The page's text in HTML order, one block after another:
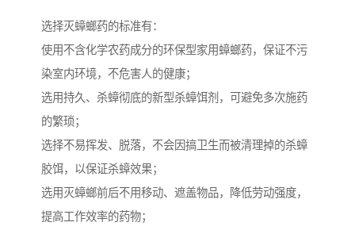
选择灭蟑螂药的标准有：
使用不含化学农药成分的环保型家用蟑螂药，保证不污
染室内环境，不危害人的健康；
选用持久、杀蟑彻底的新型杀蟑饵剂，可避免多次施药
的繁琐；
选择不易挥发、脱落，不会因搞卫生而被清理掉的杀蟑
胶饵，以保证杀蟑效果；
选用灭蟑螂前后不用移动、遮盖物品，降低劳动强度，
提高工作效率的药物；